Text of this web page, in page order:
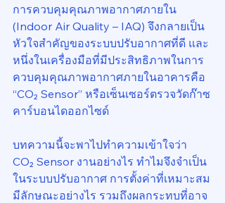
การควบคุมคุณภาพอากาศภายใน
(Indoor Air Quality – IAQ) จึงกลายเป็น
หัวใจสำคัญของระบบปรับอากาศที่ดี และ
หนึ่งในเครื่องมือที่มีประสิทธิภาพในการ
ควบคุมคุณภาพอากาศภายในอาคารคือ
“CO₂ Sensor” หรือเซ็นเซอร์ตรวจวัดก๊าซ
คาร์บอนไดออกไซด์
บทความนี้จะพาไปทำความเข้าใจว่า
CO₂ Sensor งานอย่างไร ทำไมจึงจำเป็น
ในระบบปรับอากาศ การตั้งค่าที่เหมาะสม
มีลักษณะอย่างไร รวมถึงผลกระทบที่อาจ